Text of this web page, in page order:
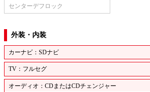
センターデフロック
外装・内装
カーナビ：SDナビ
TV：フルセグ
オーディオ：CDまたはCDチェンジャー